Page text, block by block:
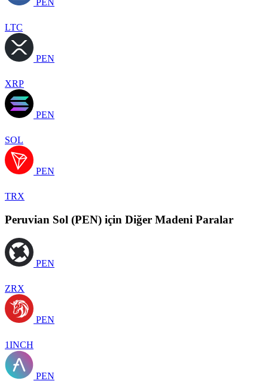
PEN
LTC
PEN
XRP
PEN
SOL
PEN
TRX
Peruvian Sol (PEN) için Diğer Madeni Paralar
PEN
ZRX
PEN
1INCH
PEN